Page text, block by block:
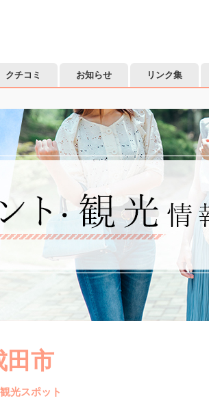
クチコミ お知らせ リンク集
田市
光スポット